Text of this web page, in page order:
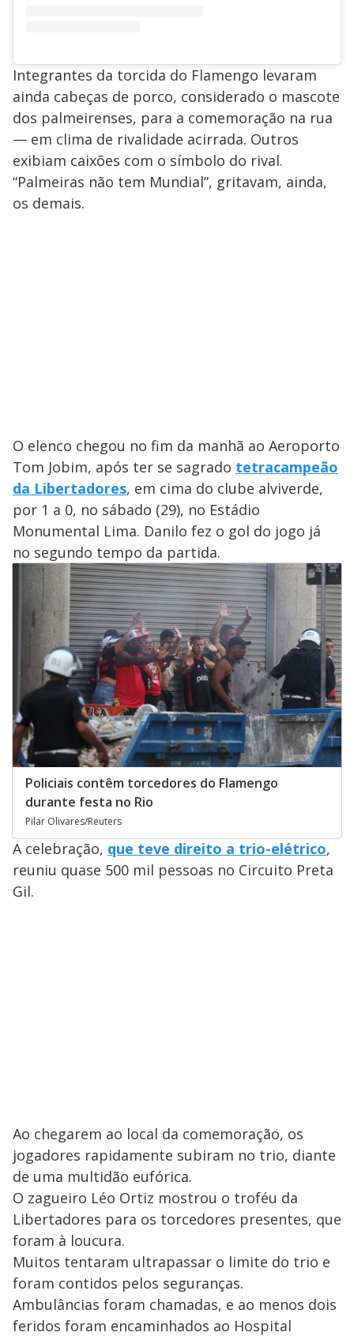
Integrantes da torcida do Flamengo levaram
ainda cabeças de porco, considerado o mascote
dos palmeirenses, para a comemoração na rua
— em clima de rivalidade acirrada. Outros
exibiam caixões com o símbolo do rival.
“Palmeiras não tem Mundial”, gritavam, ainda,
os demais.
O elenco chegou no fim da manhã ao Aeroporto
Tom Jobim, após ter se sagrado tetracampeão
da Libertadores, em cima do clube alviverde,
por 1 a 0, no sábado (29), no Estádio
Monumental Lima. Danilo fez o gol do jogo já
no segundo tempo da partida.
Policiais contêm torcedores do Flamengo
durante festa no Rio
Pilar Olivares/Reuters
A celebração, que teve direito a trio-elétrico,
reuniu quase 500 mil pessoas no Circuito Preta
Gil.
Ao chegarem ao local da comemoração, os
jogadores rapidamente subiram no trio, diante
de uma multidão eufórica.
O zagueiro Léo Ortiz mostrou o troféu da
Libertadores para os torcedores presentes, que
foram à loucura.
Muitos tentaram ultrapassar o limite do trio e
foram contidos pelos seguranças.
Ambulâncias foram chamadas, e ao menos dois
feridos foram encaminhados ao Hospital